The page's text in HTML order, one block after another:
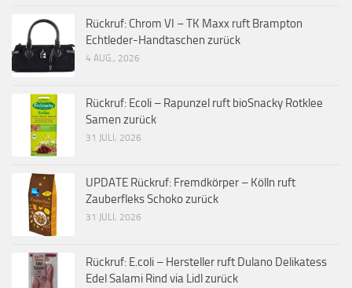
Rückruf: Chrom VI – TK Maxx ruft Brampton
Echtleder-Handtaschen zurück
4 AUG., 2026
Rückruf: Ecoli – Rapunzel ruft bioSnacky Rotklee
Samen zurück
31 JULI, 2026
UPDATE Rückruf: Fremdkörper – Kölln ruft
Zauberfleks Schoko zurück
31 JULI, 2026
Rückruf: E.coli – Hersteller ruft Dulano Delikatess
Edel Salami Rind via Lidl zurück